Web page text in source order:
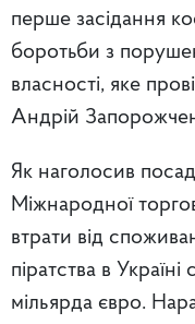
перше засідання
боротьби з
власності, яке
Андрій
Як наголосив
Міжнародної
втрати від
піратства в
мільярда євро.